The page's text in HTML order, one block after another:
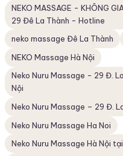
NEKO MASSAGE - KHÔNG
29 Đê La Thành - Hotline
neko massage Đê La Thành
NEKO Massage Hà Nội
Neko Nuru Massage - 29 Đ.
Nội
Neko Nuru Massage – 29 Đ.
Neko Nuru Massage Ha Noi
Neko Nuru Massage Hà Nội